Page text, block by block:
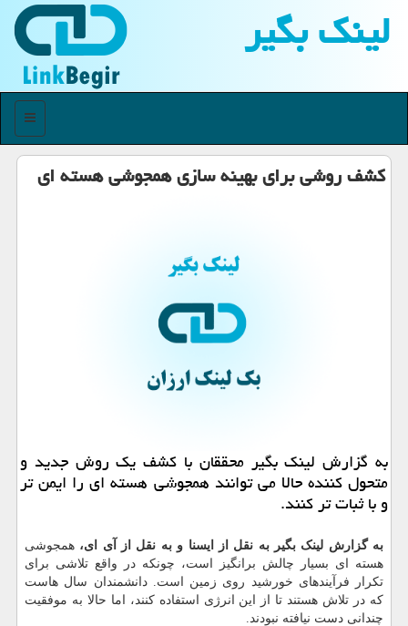
لینك بگیر
منو
كشف روشی برای بهینه سازی همجوشی هسته ای
به گزارش لینك بگیر محققان با كشف یك روش جدید و
متحول كننده حالا می توانند همجوشی هسته ای را ایمن تر
و با ثبات تر كنند.
به گزارش لینک بگیر به نقل از ایسنا و به نقل از آی ای، همجوشی
هسته ای بسیار چالش برانگیز است، چونکه در واقع تلاشی برای
تکرار فرآیندهای خورشید روی زمین است. دانشمندان سال هاست
که در تلاش هستند تا از این انرژی استفاده کنند، اما حالا به موفقیت
چندانی دست نیافته نبودند.